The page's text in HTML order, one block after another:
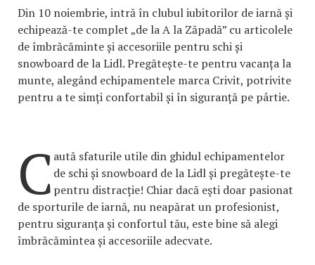
Din 10 noiembrie, intră în clubul iubitorilor de iarnă și
echipează-te complet „de la A la Zăpadă” cu articolele
de îmbrăcăminte și accesoriile pentru schi și
snowboard de la Lidl. Pregătește-te pentru vacanța la
munte, alegând echipamentele marca Crivit, potrivite
pentru a te simți confortabil și în siguranță pe pârtie.
C aută sfaturile utile din ghidul echipamentelor
de schi și snowboard de la Lidl și pregătește-te
pentru distracție! Chiar dacă eşti doar pasionat
de sporturile de iarnă, nu neapărat un profesionist,
pentru siguranța și confortul tău, este bine să alegi
îmbrăcămintea și accesoriile adecvate.